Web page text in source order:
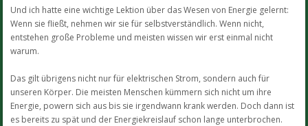
Und ich hatte eine wichtige Lektion über das Wesen von Energie gelernt:
Wenn sie fließt, nehmen wir sie für selbstverständlich. Wenn nicht,
entstehen große Probleme und meisten wissen wir erst einmal nicht
warum.
Das gilt übrigens nicht nur für elektrischen Strom, sondern auch für
unseren Körper. Die meisten Menschen kümmern sich nicht um ihre
Energie, powern sich aus bis sie irgendwann krank werden. Doch dann ist
es bereits zu spät und der Energiekreislauf schon lange unterbrochen.